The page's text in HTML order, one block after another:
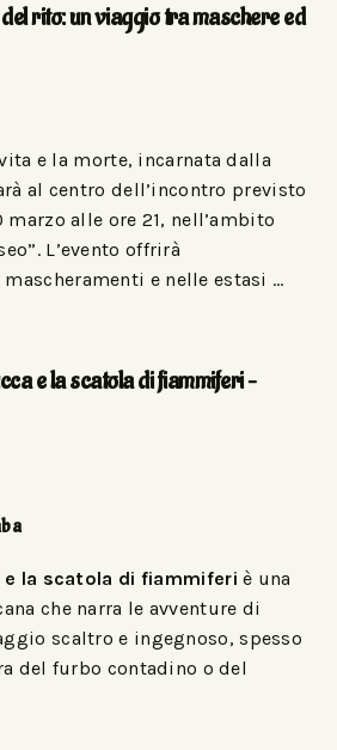
rito: un viaggio tra maschere ed
e la morte, incarnata dalla
al centro dell’incontro previsto
alle ore 21, nell’ambito
L’evento offrirà
e nelle estasi …
e la scatola di fiammiferi –
e la scatola di fiammiferi è una
che narra le avventure di
scaltro e ingegnoso, spesso
del furbo contadino o del